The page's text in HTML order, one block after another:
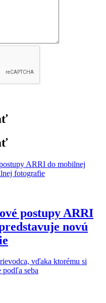
postupy ARRI
novú